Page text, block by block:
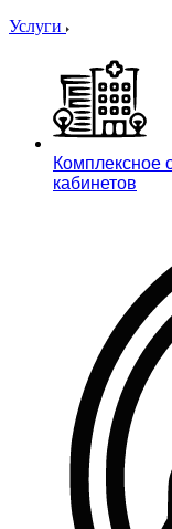
Услуги
Комплексное
кабинетов